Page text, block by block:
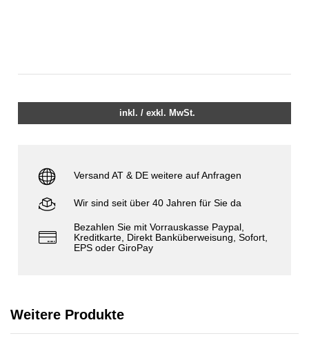
inkl. / exkl. MwSt.
Versand AT & DE weitere auf Anfragen
Wir sind seit über 40 Jahren für Sie da
Bezahlen Sie mit Vorrauskasse Paypal,
Kreditkarte, Direkt Banküberweisung, Sofort,
EPS oder GiroPay
Weitere Produkte